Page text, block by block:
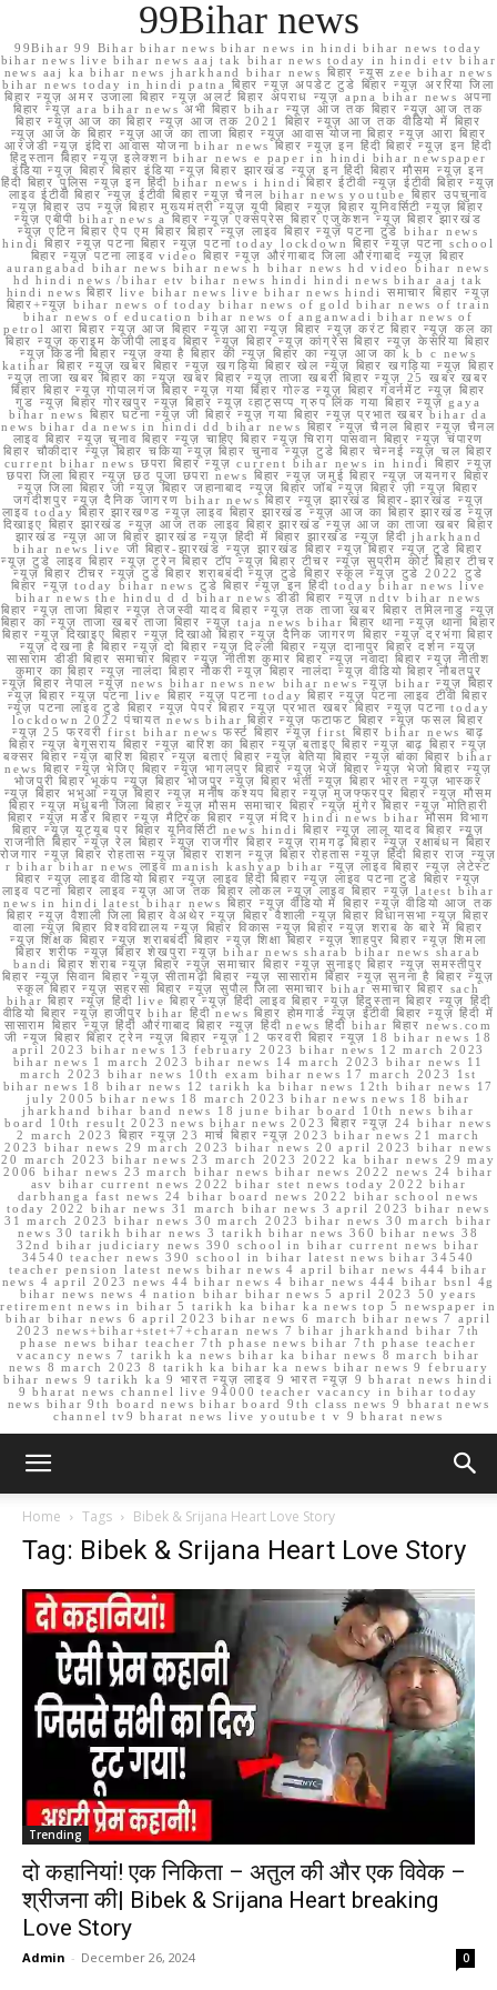
99Bihar news
99Bihar 99 Bihar bihar news bihar news in hindi bihar news today
bihar news live bihar news aaj tak bihar news today in hindi etv bihar
news aaj ka bihar news jharkhand bihar news बिहार न्यूस zee bihar news
bihar news today in hindi patna बिहार न्यूज़ अपडेट टुडे बिहार न्यूज़ अररिया जिला
बिहार न्यूज़ अमर उजाला बिहार न्यूज़ अलर्ट बिहार अपराध न्यूज़ apna bihar news अपना
बिहार न्यूज़ ara bihar news अभी बिहार bihar न्यूज़ आज तक बिहार न्यूज़ आज तक
बिहार न्यूज़ आज का बिहार न्यूज़ आज तक 2021 बिहार न्यूज़ आज तक वीडियो में बिहार
न्यूज़ आज के बिहार न्यूज़ आज का ताजा बिहार न्यूज़ आवास योजना बिहार न्यूज़ आरा बिहार
आरजेडी न्यूज़ इंदिरा आवास योजना bihar news बिहार न्यूज़ इन हिंदी बिहार न्यूज़ इन हिंदी
हिंदुस्तान बिहार न्यूज़ इलेक्शन bihar news e paper in hindi bihar newspaper
इंडिया न्यूज़ बिहार बिहार इंडिया न्यूज़ बिहार झारखंड न्यूज़ इन हिंदी बिहार मौसम न्यूज़ इन
हिंदी बिहार पुलिस न्यूज़ इन हिंदी bihar news i hindi बिहार ईटीवी न्यूज़ ईटीवी बिहार न्यूज़
लाइव ईटीवी बिहार न्यूज़ ईटीवी बिहार न्यूज़ चैनल bihar news youtube बिहार उपचुनाव
न्यूज़ बिहार उप न्यूज़ बिहार मुख्यमंत्री न्यूज़ यूपी बिहार न्यूज़ बिहार यूनिवर्सिटी न्यूज़ बिहार
न्यूज़ एबीपी bihar news a बिहार न्यूज़ एक्सप्रेस बिहार एजुकेशन न्यूज़ बिहार झारखंड
न्यूज़ एटिन बिहार ऐप एम बिहार बिहार न्यूज़ लाइव बिहार न्यूज़ पटना टुडे bihar news
hindi बिहार न्यूज़ पटना बिहार न्यूज़ पटना today lockdown बिहार न्यूज़ पटना school
बिहार न्यूज़ पटना लाइव video बिहार न्यूज़ औरंगाबाद जिला औरंगाबाद न्यूज़ बिहार
aurangabad bihar news bihar news h bihar news hd video bihar news
hd hindi news /bihar etv bihar news hindi hindi news bihar aaj tak
hindi news बिहार live bihar news live bihar news hindi समाचार बिहार न्यूज़
बिहार+न्यूज़ bihar news of today bihar news of gold bihar news of train
bihar news of education bihar news of anganwadi bihar news of
petrol आरा बिहार न्यूज़ आज बिहार न्यूज़ आरा न्यूज़ बिहार न्यूज़ करंट बिहार न्यूज़ कल का
बिहार न्यूज़ क्राइम केजीपी लाइव बिहार न्यूज़ बिहार न्यूज़ कांग्रेस बिहार न्यूज़ केसरिया बिहार
न्यूज़ किडनी बिहार न्यूज़ क्या है बिहार की न्यूज़ बिहार का न्यूज़ आज का k b c news
katihar बिहार न्यूज़ खबर बिहार न्यूज़ खगड़िया बिहार खेल न्यूज़ बिहार खगड़िया न्यूज़ बिहार
न्यूज़ ताजा खबर बिहार का न्यूज़ खबर बिहार न्यूज़ ताजा खबरी बिहार न्यूज़ 25 खबर खबर
बिहार बिहार न्यूज़ गोपालगंज बिहार न्यूज़ गया बिहार गोल्ड न्यूज़ बिहार गवर्नमेंट न्यूज़ बिहार
गुड न्यूज़ बिहार गोरखपुर न्यूज़ बिहार न्यूज़ व्हाट्सप्प ग्रुप लिंक गया बिहार न्यूज़ gaya
bihar news बिहार घटना न्यूज़ जी बिहार न्यूज़ गया बिहार न्यूज़ प्रभात खबर bihar da
news bihar da news in hindi dd bihar news बिहार न्यूज़ चैनल बिहार न्यूज़ चैनल
लाइव बिहार न्यूज़ चुनाव बिहार न्यूज़ चाहिए बिहार न्यूज़ चिराग पासवान बिहार न्यूज़ चंपारण
बिहार चौकीदार न्यूज़ बिहार चकिया न्यूज़ बिहार चुनाव न्यूज़ टुडे बिहार चेन्नई न्यूज़ चल बिहार
current bihar news छपरा बिहार न्यूज़ current bihar news in hindi बिहार न्यूज़
छपरा जिला बिहार न्यूज़ छठ पूजा छपरा news बिहार न्यूज़ जमुई बिहार न्यूज़ जयनगर बिहार
न्यूज़ जिला बिहार जी न्यूज़ बिहार जहानाबाद न्यूज़ बिहार जॉब न्यूज़ बिहार ज़ी न्यूज़ बिहार
जगदीशपुर न्यूज़ दैनिक जागरण bihar news बिहार न्यूज़ झारखंड बिहार-झारखंड न्यूज़
लाइव today बिहार झारखण्ड न्यूज़ लाइव बिहार झारखंड न्यूज़ आज का बिहार झारखंड न्यूज़
दिखाइए बिहार झारखंड न्यूज़ आज तक लाइव बिहार झारखंड न्यूज़ आज का ताजा खबर बिहार
झारखंड न्यूज़ आज बिहार झारखंड न्यूज़ हिंदी में बिहार झारखंड न्यूज़ हिंदी jharkhand
bihar news live जी बिहार-झारखंड न्यूज़ झारखंड बिहार न्यूज़ बिहार न्यूज़ टुडे बिहार
न्यूज़ टुडे लाइव बिहार न्यूज़ ट्रेन बिहार टॉप न्यूज़ बिहार टीचर न्यूज़ सुप्रीम कोर्ट बिहार टीचर
न्यूज़ बिहार टीचर न्यूज़ टुडे बिहार शराबबंदी न्यूज़ टुडे बिहार स्कूल न्यूज़ टुडे 2022 टुडे
बिहार न्यूज़ today bihar news टुडे बिहार न्यूज़ इन हिंदी today bihar news live
bihar news the hindu d d bihar news डीडी बिहार न्यूज़ ndtv bihar news
बिहार न्यूज़ ताजा बिहार न्यूज़ तेजस्वी यादव बिहार न्यूज़ तक ताजा खबर बिहार तमिलनाडु न्यूज़
बिहार का न्यूज़ ताजा खबर ताजा बिहार न्यूज़ taja news bihar बिहार थाना न्यूज़ थाना बिहार
बिहार न्यूज़ दिखाइए बिहार न्यूज़ दिखाओ बिहार न्यूज़ दैनिक जागरण बिहार न्यूज़ दरभंगा बिहार
न्यूज़ देखना है बिहार न्यूज़ दो बिहार न्यूज़ दिल्ली बिहार न्यूज़ दानापुर बिहार दर्शन न्यूज़
सासाराम डीडी बिहार समाचार बिहार न्यूज़ नीतीश कुमार बिहार न्यूज़ नवादा बिहार न्यूज़ नीतीश
कुमार का बिहार न्यूज़ नालंदा बिहार नौकरी न्यूज़ बिहार नालंदा न्यूज़ वीडियो बिहार नौबतपुर
न्यूज़ बिहार नेपाल न्यूज़ news bihar news new bihar news न्यूज़ bihar न्यूज़ बिहार
न्यूज़ बिहार न्यूज़ पटना live बिहार न्यूज़ पटना today बिहार न्यूज़ पटना लाइव टीवी बिहार
न्यूज़ पटना लाइव टुडे बिहार न्यूज़ पेपर बिहार न्यूज़ प्रभात खबर बिहार न्यूज़ पटना today
lockdown 2022 पंचायत news bihar बिहार न्यूज़ फटाफट बिहार न्यूज़ फसल बिहार
न्यूज़ 25 फरवरी first bihar news फर्स्ट बिहार न्यूज़ first बिहार bihar news बाढ़
बिहार न्यूज़ बेगूसराय बिहार न्यूज़ बारिश का बिहार न्यूज़ बताइए बिहार न्यूज़ बाढ़ बिहार न्यूज़
बक्सर बिहार न्यूज़ बारिश बिहार न्यूज़ बताएं बिहार न्यूज़ बेतिया बिहार न्यूज़ बांका बिहार bihar
news बिहार न्यूज़ भेजिए बिहार न्यूज़ भागलपुर बिहार न्यूज़ भेजें बिहार न्यूज़ भेजो बिहार न्यूज़
भोजपुरी बिहार भूकंप न्यूज़ बिहार भोजपुर न्यूज़ बिहार भर्ती न्यूज़ बिहार भारत न्यूज़ भास्कर
न्यूज़ बिहार भभुआ न्यूज़ बिहार न्यूज़ मनीष कश्यप बिहार न्यूज़ मुजफ्फरपुर बिहार न्यूज़ मौसम
बिहार न्यूज़ मधुबनी जिला बिहार न्यूज़ मौसम समाचार बिहार न्यूज़ मुंगेर बिहार न्यूज़ मोतिहारी
बिहार न्यूज़ मर्डर बिहार न्यूज़ मैट्रिक बिहार न्यूज़ मंदिर hindi news bihar मौसम विभाग
बिहार न्यूज़ यूट्यूब पर बिहार यूनिवर्सिटी news hindi बिहार न्यूज़ लालू यादव बिहार न्यूज़
राजनीति बिहार न्यूज़ रेल बिहार न्यूज़ राजगीर बिहार न्यूज़ रामगढ़ बिहार न्यूज़ रक्षाबंधन बिहार
रोजगार न्यूज़ बिहार रोहतास न्यूज़ बिहार राशन न्यूज़ बिहार रोहतास न्यूज़ हिंदी बिहार राज न्यूज़
r bihar bihar news लाइव manish kashyap bihar न्यूज़ लाइव बिहार न्यूज़ लेटेस्ट
बिहार न्यूज़ लाइव वीडियो बिहार न्यूज़ लाइव हिंदी बिहार न्यूज़ लाइव पटना टुडे बिहार न्यूज़
लाइव पटना बिहार लाइव न्यूज़ आज तक बिहार लोकल न्यूज़ लाइव बिहार न्यूज़ latest bihar
news in hindi latest bihar news बिहार न्यूज़ वीडियो में बिहार न्यूज़ वीडियो आज तक
बिहार न्यूज़ वैशाली जिला बिहार वेअथेर न्यूज़ बिहार वैशाली न्यूज़ बिहार विधानसभा न्यूज़ बिहार
वाला न्यूज़ बिहार विश्वविद्यालय न्यूज़ बिहार विकास न्यूज़ बिहार न्यूज़ शराब के बारे में बिहार
न्यूज़ शिक्षक बिहार न्यूज़ शराबबंदी बिहार न्यूज़ शिक्षा बिहार न्यूज़ शाहपुर बिहार न्यूज़ शिमला
बिहार शरीफ न्यूज़ बिहार शेखपुरा न्यूज़ bihar news sharab bihar news sharab
bandi बिहार शराब न्यूज़ बिहार न्यूज़ समाचार बिहार न्यूज़ सुनाइए बिहार न्यूज़ समस्तीपुर
बिहार न्यूज़ सिवान बिहार न्यूज़ सीतामढ़ी बिहार न्यूज़ सासाराम बिहार न्यूज़ सुनना है बिहार न्यूज़
स्कूल बिहार न्यूज़ सहरसा बिहार न्यूज़ सुपौल जिला समाचार bihar समाचार बिहार sach
bihar बिहार न्यूज़ हिंदी live बिहार न्यूज़ हिंदी लाइव बिहार न्यूज़ हिंदुस्तान बिहार न्यूज़ हिंदी
वीडियो बिहार न्यूज़ हाजीपुर bihar हिंदी news बिहार होमगार्ड न्यूज़ ईटीवी बिहार न्यूज़ हिंदी में
सासाराम बिहार न्यूज़ हिंदी औरंगाबाद बिहार न्यूज़ हिंदी news हिंदी bihar बिहार news.com
जी न्यूज बिहार बिहार ट्रेन न्यूज़ बिहार न्यूज़ 12 फरवरी बिहार न्यूज़ 18 bihar news 18
april 2023 bihar news 13 february 2023 bihar news 12 march 2023
bihar news 1 march 2023 bihar news 14 march 2023 bihar news 11
march 2023 bihar news 10th exam bihar news 17 march 2023 1st
bihar news 18 bihar news 12 tarikh ka bihar news 12th bihar news 17
july 2005 bihar news 18 march 2023 bihar news news 18 bihar
jharkhand bihar band news 18 june bihar board 10th news bihar
board 10th result 2023 news bihar news 2023 बिहार न्यूज़ 24 bihar news
2 march 2023 बिहार न्यूज़ 23 मार्च बिहार न्यूज़ 2023 bihar news 21 march
2023 bihar news 29 march 2023 bihar news 20 april 2023 bihar news
20 march 2023 bihar news 23 march 2023 2022 ka bihar news 29 may
2006 bihar news 23 march bihar news bihar news 2022 news 24 bihar
asv bihar current news 2022 bihar stet news today 2022 bihar
darbhanga fast news 24 bihar board news 2022 bihar school news
today 2022 bihar news 31 march bihar news 3 april 2023 bihar news
31 march 2023 bihar news 30 march 2023 bihar news 30 march bihar
news 30 tarikh bihar news 3 tarikh bihar news 360 bihar news 38
32nd bihar judiciary news 390 school in bihar current news bihar
34540 teacher news 390 school in bihar latest news bihar 34540
teacher pension latest news bihar news 4 april bihar news 444 bihar
news 4 april 2023 news 44 bihar news 4 bihar news 444 bihar bsnl 4g
bihar news news 4 nation bihar bihar news 5 april 2023 50 years
retirement news in bihar 5 tarikh ka bihar ka news top 5 newspaper in
bihar bihar news 6 april 2023 bihar news 6 march bihar news 7 april
2023 news+bihar+stet+7+charan news 7 bihar jharkhand bihar 7th
phase news bihar teacher 7th phase news bihar 7th phase teacher
vacancy news 7 tarikh ka news bihar ka bihar news 8 march bihar
news 8 march 2023 8 tarikh ka bihar ka news bihar news 9 february
bihar news 9 tarikh ka 9 भारत न्यूज़ लाइव 9 भारत न्यूज़ 9 bharat news hindi
9 bharat news channel live 94000 teacher vacancy in bihar today
news bihar 9th board news bihar board 9th class news 9 bharat news
channel tv9 bharat news live youtube t v 9 bharat news
Home Tags Bibek & Srijana Heart Love Story
Tag: Bibek & Srijana Heart Love Story
Trending
दो कहानियां! एक निकिता – अतुल की और एक विवेक –
श्रीजना की| Bibek & Srijana Heart breaking
Love Story
Admin - December 26, 2024 0